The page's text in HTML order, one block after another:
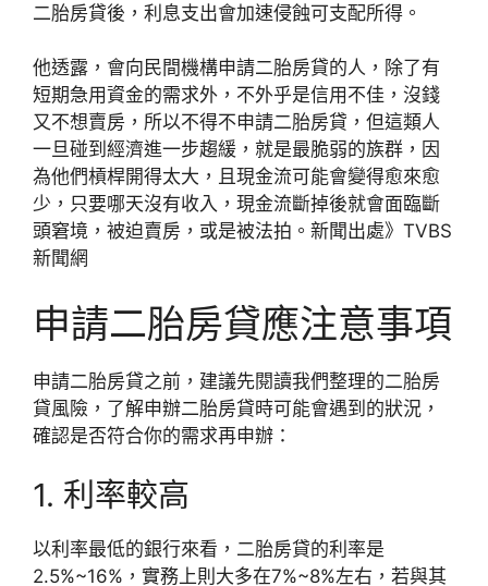
二胎房貸後，利息支出會加速侵蝕可支配所得。
他透露，會向民間機構申請二胎房貸的人，除了有
短期急用資金的需求外，不外乎是信用不佳，沒錢
又不想賣房，所以不得不申請二胎房貸，但這類人
一旦碰到經濟進一步趨緩，就是最脆弱的族群，因
為他們槓桿開得太大，且現金流可能會變得愈來愈
少，只要哪天沒有收入，現金流斷掉後就會面臨斷
頭窘境，被迫賣房，或是被法拍。新聞出處》TVBS
新聞網
申請二胎房貸應注意事項
申請二胎房貸之前，建議先閱讀我們整理的二胎房
貸風險，了解申辦二胎房貸時可能會遇到的狀況，
確認是否符合你的需求再申辦：
1. 利率較高
以利率最低的銀行來看，二胎房貸的利率是
2.5%~16%，實務上則大多在7%~8%左右，若與其